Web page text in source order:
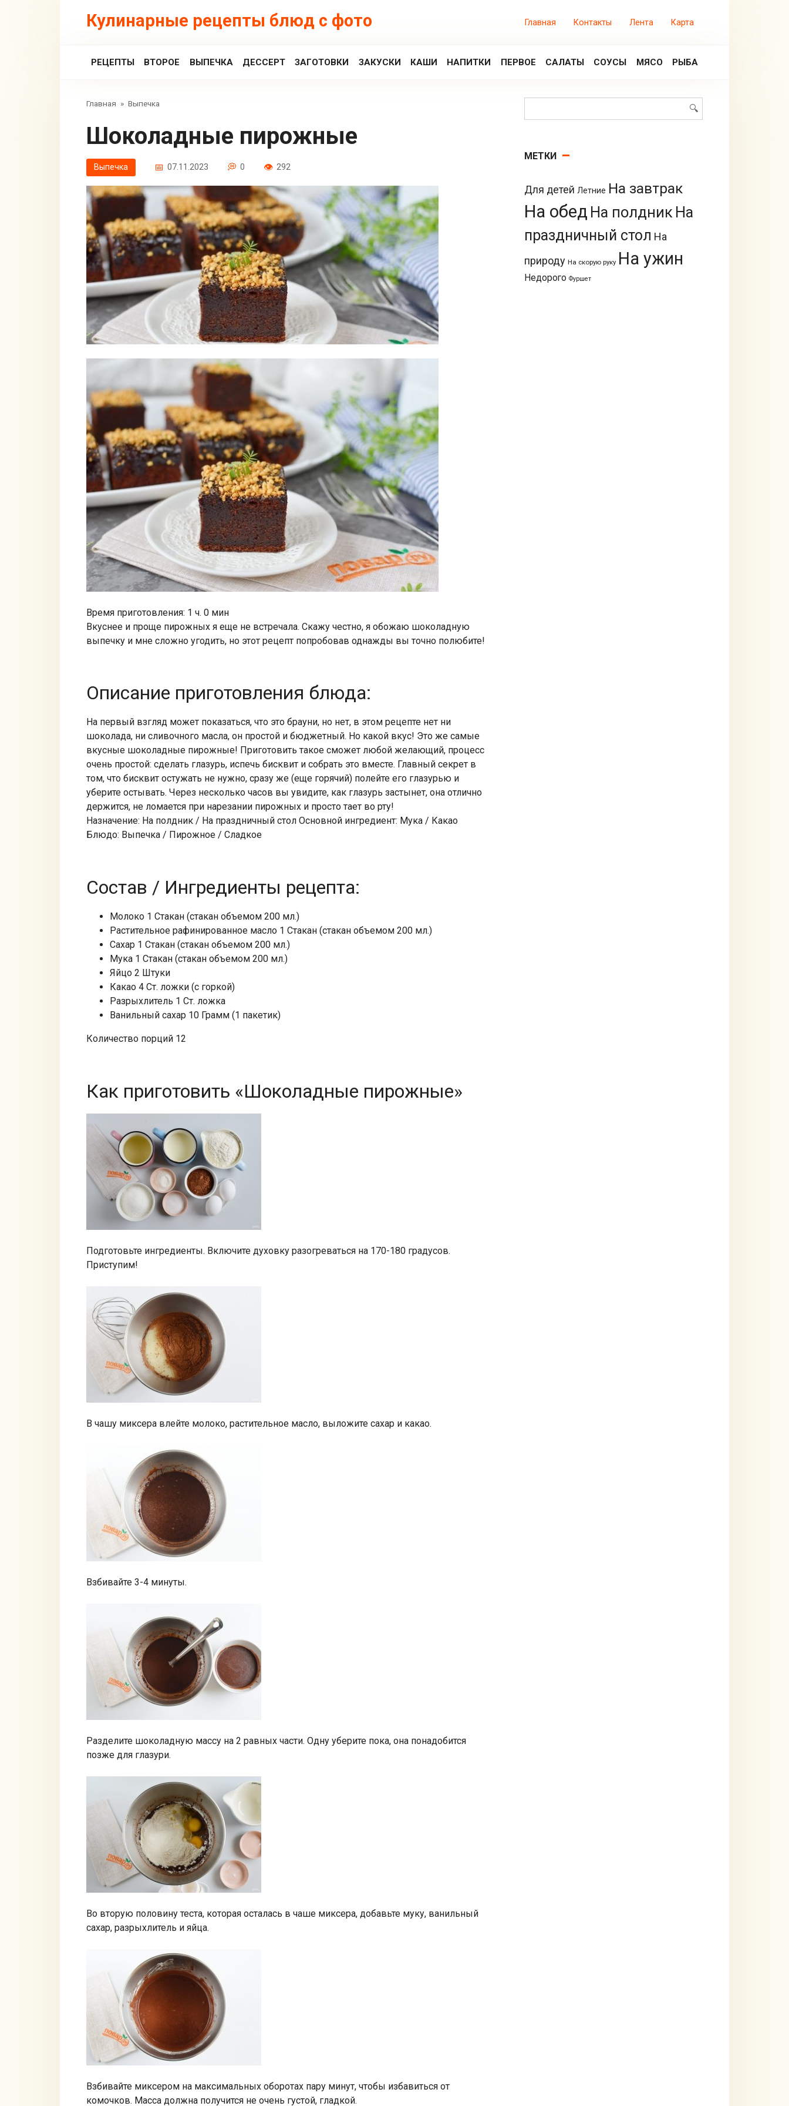
Кулинарные рецепты блюд с фото Главная Контакты Лента Карта
РЕЦЕПТЫ ВТОРОЕ ВЫПЕЧКА ДЕССЕРТ ЗАГОТОВКИ ЗАКУСКИ КАШИ НАПИТКИ ПЕРВОЕ САЛАТЫ СОУСЫ МЯСО РЫБА
Главная » Выпечка
Шоколадные пирожные
Выпечка 07.11.2023 0 292
Время приготовления: 1 ч. 0 мин
Вкуснее и проще пирожных я еще не встречала. Скажу честно, я обожаю шоколадную
выпечку и мне сложно угодить, но этот рецепт попробовав однажды вы точно полюбите!
Описание приготовления блюда:
На первый взгляд может показаться, что это брауни, но нет, в этом рецепте нет ни
шоколада, ни сливочного масла, он простой и бюджетный. Но какой вкус! Это же самые
вкусные шоколадные пирожные! Приготовить такое сможет любой желающий, процесс
очень простой: сделать глазурь, испечь бисквит и собрать это вместе. Главный секрет в
том, что бисквит остужать не нужно, сразу же (еще горячий) полейте его глазурью и
уберите остывать. Через несколько часов вы увидите, как глазурь застынет, она отлично
держится, не ломается при нарезании пирожных и просто тает во рту!
Назначение: На полдник / На праздничный стол Основной ингредиент: Мука / Какао
Блюдо: Выпечка / Пирожное / Сладкое
Состав / Ингредиенты рецепта:
Молоко 1 Стакан (стакан объемом 200 мл.)
Растительное рафинированное масло 1 Стакан (стакан объемом 200 мл.)
Сахар 1 Стакан (стакан объемом 200 мл.)
Мука 1 Стакан (стакан объемом 200 мл.)
Яйцо 2 Штуки
Какао 4 Ст. ложки (с горкой)
Разрыхлитель 1 Ст. ложка
Ванильный сахар 10 Грамм (1 пакетик)
Количество порций 12
Как приготовить «Шоколадные пирожные»
Подготовьте ингредиенты. Включите духовку разогреваться на 170-180 градусов.
Приступим!
В чашу миксера влейте молоко, растительное масло, выложите сахар и какао.
Взбивайте 3-4 минуты.
Разделите шоколадную массу на 2 равных части. Одну уберите пока, она понадобится
позже для глазури.
Во вторую половину теста, которая осталась в чаше миксера, добавьте муку, ванильный
сахар, разрыхлитель и яйца.
Взбивайте миксером на максимальных оборотах пару минут, чтобы избавиться от
комочков. Масса должна получится не очень густой, гладкой.
МЕТКИ
Для детей Летние На завтрак
На обед На полдник На
праздничный стол На
природу На скорую руку На ужин
Недорого Фуршет